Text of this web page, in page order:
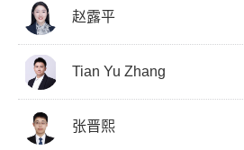
赵露平
Tian Yu Zhang
张晋熙